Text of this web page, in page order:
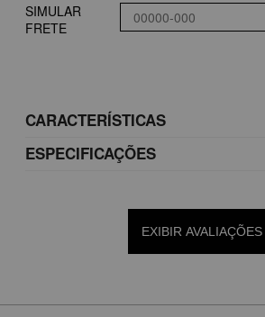
SIMULAR
FRETE
CARACTERÍSTICAS
ESPECIFICAÇÕES
EXIBIR AVALIAÇÕES